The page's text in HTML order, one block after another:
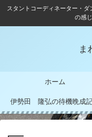
スタントコーディネーター・
の感
ま
ホーム
伊勢田 隆弘の待機晩成記